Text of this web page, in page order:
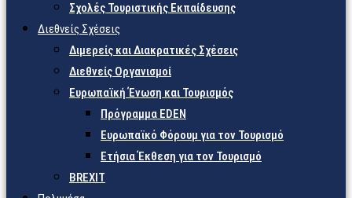
Σχολές Τουριστικής Εκπαίδευσης
Διεθνείς Σχέσεις
Διμερείς και Διακρατικές Σχέσεις
Διεθνείς Οργανισμοί
Ευρωπαϊκή Ένωση και Τουρισμός
Πρόγραμμα EDEN
Ευρωπαϊκό Φόρουμ για τον Τουρισμό
Ετήσια Έκθεση για τον Τουρισμό
BREXIT